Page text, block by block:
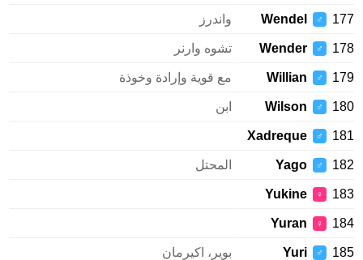
177
♂
Wendel واندرز
178
♂
Wender تشوه وارنر
179
♂
Willian مع قوية وإرادة وخوذة
180
♂
Wilson ابن
181
♂
Xadreque
182
♂
Yago المحتل
183
♀
Yukine
184
♀
Yuran
185
♂
Yuri بوير، اكيرمان